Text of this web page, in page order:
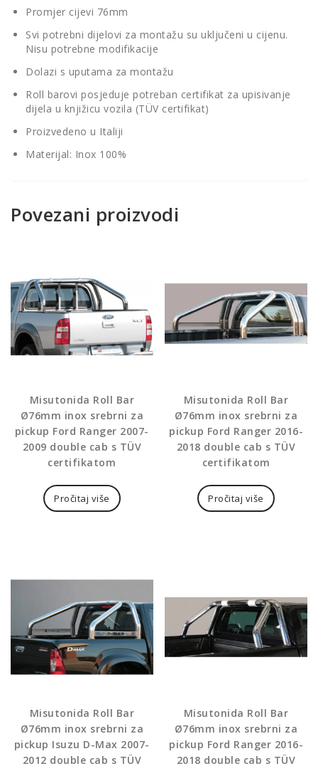
Promjer cijevi 76mm
Svi potrebni dijelovi za montažu su uključeni u cijenu.
Nisu potrebne modifikacije
Dolazi s uputama za montažu
Roll barovi posjeduje potreban certifikat za upisivanje
dijela u knjižicu vozila (TÜV certifikat)
Proizvedeno u Italiji
Materijal: Inox 100%
Povezani proizvodi
Misutonida Roll Bar
Ø76mm inox srebrni za
pickup Ford Ranger 2007-
2009 double cab s TÜV
certifikatom
Pročitaj više
Misutonida Roll Bar
Ø76mm inox srebrni za
pickup Ford Ranger 2016-
2018 double cab s TÜV
certifikatom
Pročitaj više
Misutonida Roll Bar
Ø76mm inox srebrni za
pickup Isuzu D-Max 2007-
2012 double cab s TÜV
Misutonida Roll Bar
Ø76mm inox srebrni za
pickup Ford Ranger 2016-
2018 double cab s TÜV